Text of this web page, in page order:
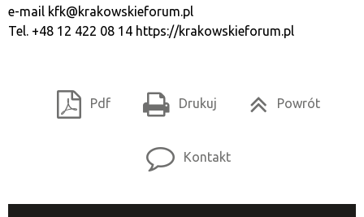
e-mail kfk@krakowskieforum.pl
Tel. +48 12 422 08 14 https://krakowskieforum.pl
Pdf Drukuj Powrót
Kontakt